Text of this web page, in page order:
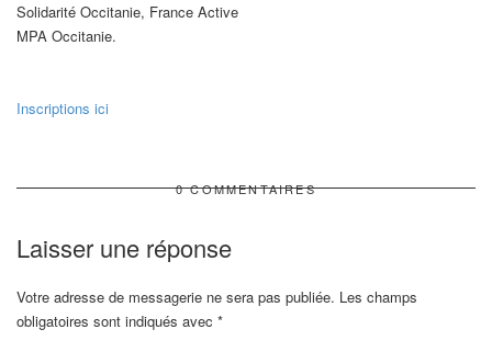
Solidarité Occitanie, France Active
MPA Occitanie.
Inscriptions ici
0 COMMENTAIRES
Laisser une réponse
Votre adresse de messagerie ne sera pas publiée. Les champs
obligatoires sont indiqués avec *